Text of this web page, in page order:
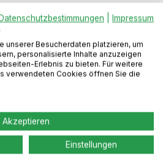
Versandkosten
Impressum
unserer Besucherdaten platzieren, um
personalisierte Inhalte anzuzeigen
Erlebnis zu bieten. Für weitere
verwendeten Cookies öffnen Sie die
Akzeptieren
Einstellungen